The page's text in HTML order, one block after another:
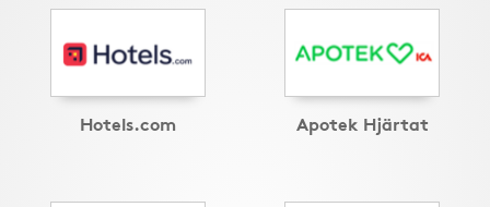
Hotels.com Apotek Hjärtat